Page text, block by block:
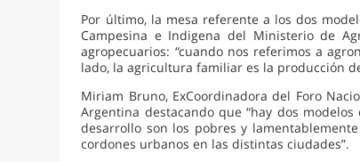
Por último, la mesa referente a los dos
Campesina e Indigena del Ministerio de
agropecuarios: “cuando nos referimos a
lado, la agricultura familiar es la producción
Miriam Bruno, ExCoordinadora del Foro
Argentina destacando que “hay dos
desarrollo son los pobres y
cordones urbanos en las distintas ciudades”.